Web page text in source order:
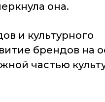
она.
и культурного
брендов на
частью